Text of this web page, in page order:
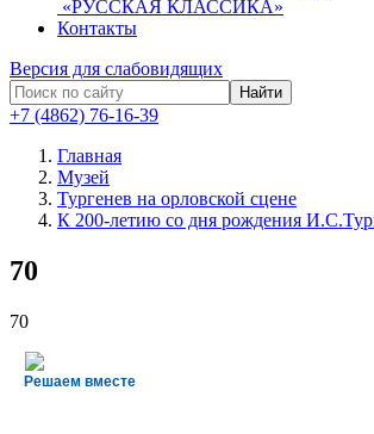
​ «РУССКАЯ КЛАССИКА»
Контакты
Версия для слабовидящих
Найти
+7 (4862) 76-16-39
Главная
Музей
Тургенев на орловской сцене
К 200-летию со дня рождения
70
70
Решаем вместе